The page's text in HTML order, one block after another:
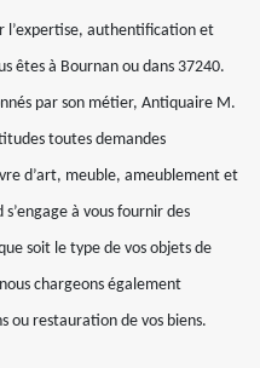
l’expertise, authentification et
êtes à Bournan ou dans 37240.
par son métier, Antiquaire M.
toutes demandes
d’art, meuble, ameublement et
à vous fournir des
soit le type de vos objets de
chargeons également
ou restauration de vos biens.